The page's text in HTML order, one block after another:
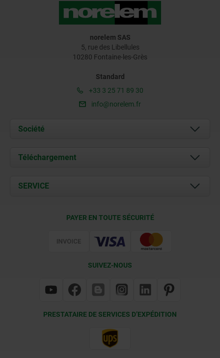
norelem SAS
5, rue des Libellules
10280 Fontaine-les-Grès
Standard
+33 3 25 71 89 30
info@norelem.fr
Société
À propos de nous
Contact
Téléchargement
Documents
SERVICE
PAYER EN TOUTE SÉCURITÉ
SUIVEZ-NOUS
PRESTATAIRE DE SERVICES D’EXPÉDITION